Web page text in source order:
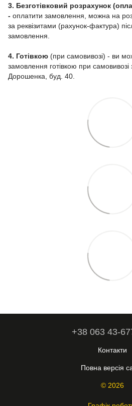
3. Безготівковий розрахунок
- оплатити замовлення, можна на
за реквізитами (рахунок-фактура)
замовлення.
4. Готівкою (при самовивозі) - ви
замовлення готівкою при
Дорошенка, буд. 40.
+38 063 43-
Контакти
Повна версія
© 2026